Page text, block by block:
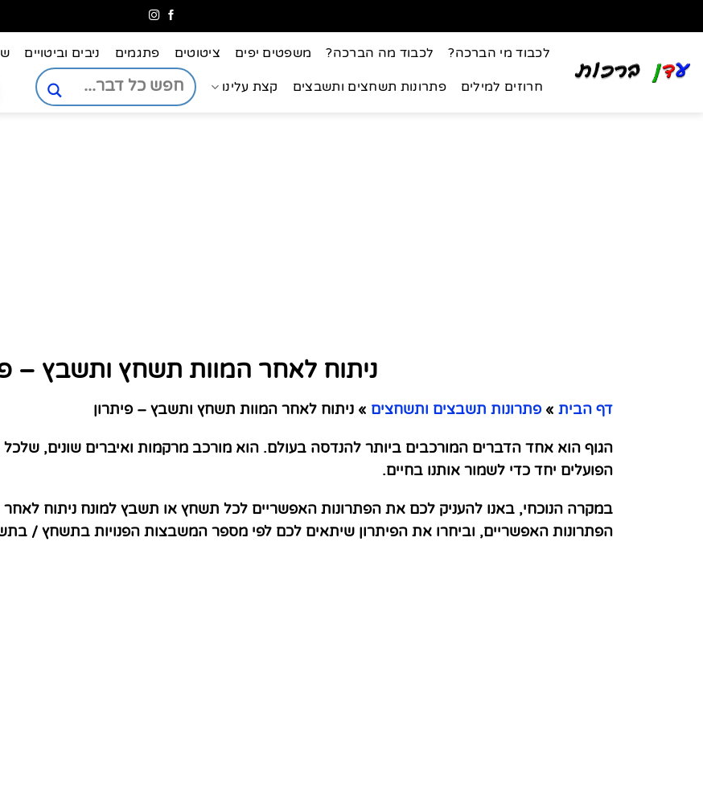
לכבוד מי הברכה? לכבוד מה הברכה? משפטים יפים ציטוטים פתגמים ניבים וביטויים
חרוזים למילים פתרונות תשחצים ותשבצים קצת עלינו
ניתוח לאחר המוות תשחץ ותשבץ –
דף הבית » פתרונות תשבצים ותשחצים » ניתוח לאחר המוות תשחץ ותשבץ – פיתרון
הגוף הוא אחד הדברים המורכבים ביותר להנדסה בעולם. הוא מורכב מרקמות ואיברים שונים,
הפועלים יחד כדי לשמור אותנו בחיים.
במקרה הנוכחי, באנו להעניק לכם את הפתרונות האפשריים לכל תשחץ או תשבץ למונח ניתוח
הפתרונות האפשריים, וביחרו את הפיתרון שיתאים לכם לפי מספר המשבצות הפנויות בתשחץ /